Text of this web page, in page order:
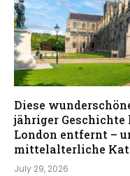
Diese
jähriger
London entfernt –
mittelalterliche
July 29, 2026